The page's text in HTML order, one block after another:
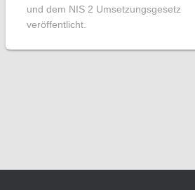
und dem NIS 2 Umsetzungsgesetz
veröffentlicht.